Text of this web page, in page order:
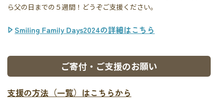
ら父の日までの５週間！どうぞご支援ください。
Smiling Family Days2024の詳細はこちら
ご寄付・ご支援のお願い
支援の方法（一覧）はこちらから